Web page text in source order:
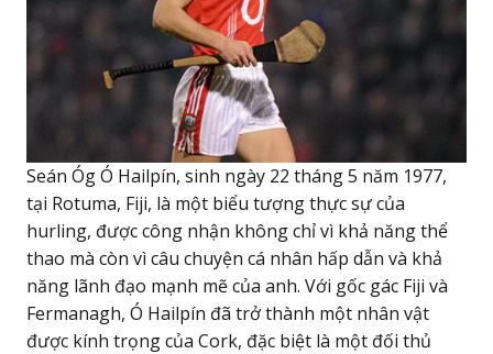
Seán Óg Ó Hailpín, sinh ngày 22 tháng 5 năm 1977,
tại Rotuma, Fiji, là một biểu tượng thực sự của
hurling, được công nhận không chỉ vì khả năng thể
thao mà còn vì câu chuyện cá nhân hấp dẫn và khả
năng lãnh đạo mạnh mẽ của anh. Với gốc gác Fiji và
Fermanagh, Ó Hailpín đã trở thành một nhân vật
được kính trọng của Cork, đặc biệt là một đối thủ